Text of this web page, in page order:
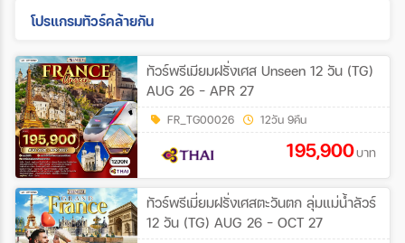
โปรแกรมทัวร์คล้ายกัน
ทัวร์พรีเมียมฝรั่งเศส Unseen 12 วัน (TG)
AUG 26 - APR 27
FR_TG00026 12วัน 9คืน
195,900บาท
ทัวร์พรีเมี่ยมฝรั่งเศสตะวันตก ลุ่มแม่น้ำลัวร์
12 วัน (TG) AUG 26 - OCT 27